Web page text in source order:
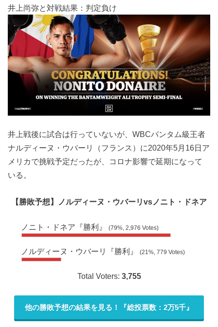
井上尚弥と対戦結果：判定負け
井上戦後に試合は行っていないが、WBCバンタム級王者
ナルディーヌ・ウバーリ（フランス）に2020年5月16日ア
メリカで挑戦予定だったが、コロナ影響で延期になって
いる。
【勝敗予想】ノルディーヌ・ウバーリvsノニト・ドネア
ノニト・ドネア『勝利』 (79%, 2,976 Votes)
ノルディーヌ・ウバーリ『勝利』 (21%, 779 Votes)
Total Voters: 3,755
他の勝敗予想の結果を見る！『総投票数：2万5千』